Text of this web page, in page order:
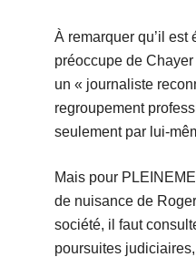
À remarquer qu’il est
préoccupe de
un « journaliste
regroupement
seulement par lui-
Mais pour
de nuisance de
société, il faut
poursuites